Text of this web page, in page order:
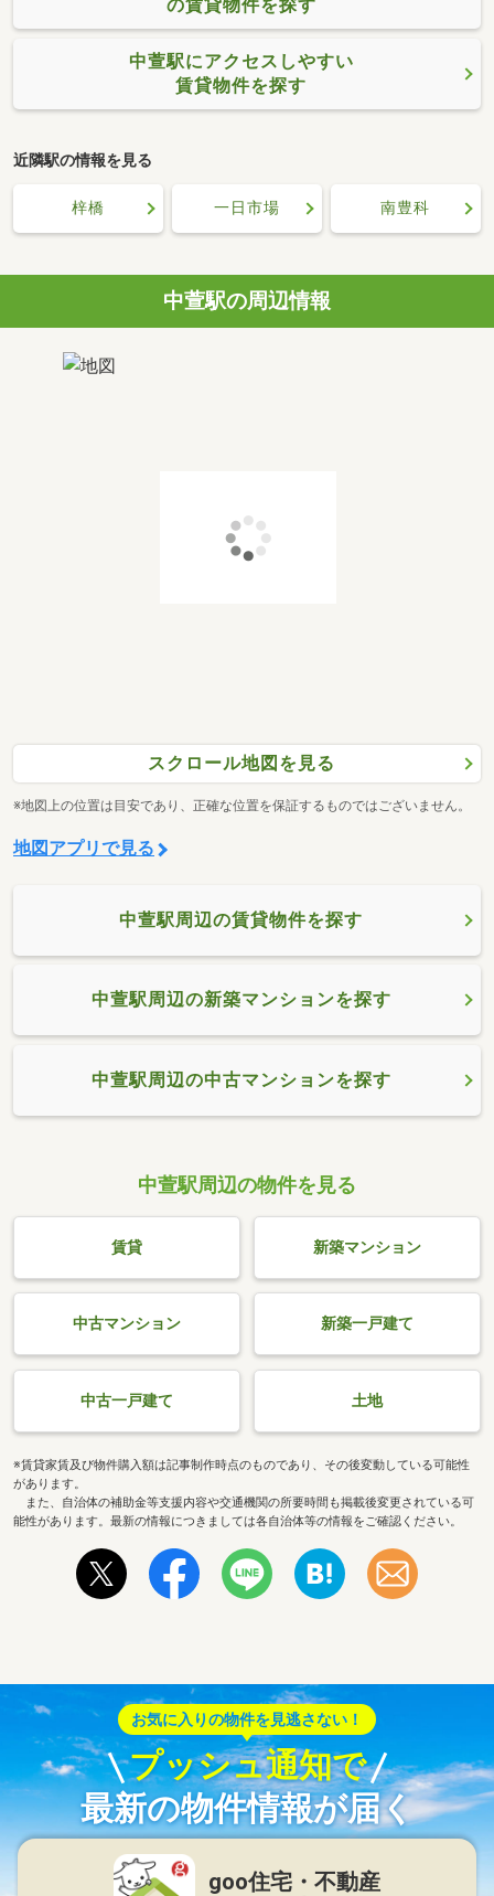
の賃貸物件を探す
中萱駅にアクセスしやすい
賃貸物件を探す
近隣駅の情報を見る
梓橋 一日市場 南豊科
中萱駅の周辺情報
スクロール地図を見る
※地図上の位置は目安であり、正確な位置を保証するものではございません。
地図アプリで見る
中萱駅周辺の賃貸物件を探す
中萱駅周辺の新築マンションを探す
中萱駅周辺の中古マンションを探す
中萱駅周辺の物件を見る
賃貸 新築マンション
中古マンション 新築一戸建て
中古一戸建て 土地
※賃貸家賃及び物件購入額は記事制作時点のものであり、その後変動している可能性
があります。
また、自治体の補助金等支援内容や交通機関の所要時間も掲載後変更されている可
能性があります。最新の情報につきましては各自治体等の情報をご確認ください。
お気に入りの物件を見逃さない！
プッシュ通知で
最新の物件情報が届く
goo住宅・不動産